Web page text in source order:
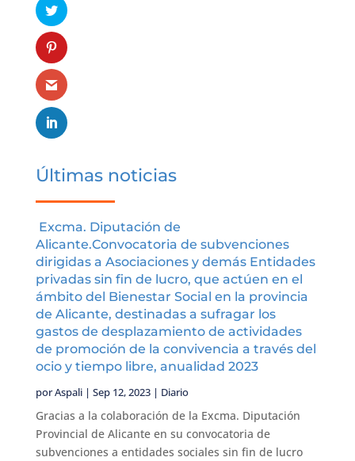
Últimas noticias
Excma. Diputación de
Alicante.Convocatoria de subvenciones
dirigidas a Asociaciones y demás Entidades
privadas sin fin de lucro, que actúen en el
ámbito del Bienestar Social en la provincia
de Alicante, destinadas a sufragar los
gastos de desplazamiento de actividades
de promoción de la convivencia a través del
ocio y tiempo libre, anualidad 2023
porAspali| Sep 12, 2023| Diario
Gracias a la colaboración de la Excma. Diputación
Provincial de Alicante en su convocatoria de
subvenciones a entidades sociales sin fin de lucro